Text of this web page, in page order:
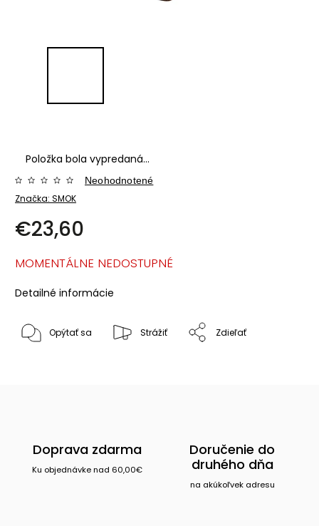
Položka bola vypredaná…
Značka: SMOK
Neohodnotené
€23,60
MOMENTÁLNE NEDOSTUPNÉ
Detailné informácie
Opýtať sa Strážiť Zdieľať
Doprava zdarma
Ku objednávke nad 60,00€
Doručenie do
druhého dňa
na akúkoľvek adresu